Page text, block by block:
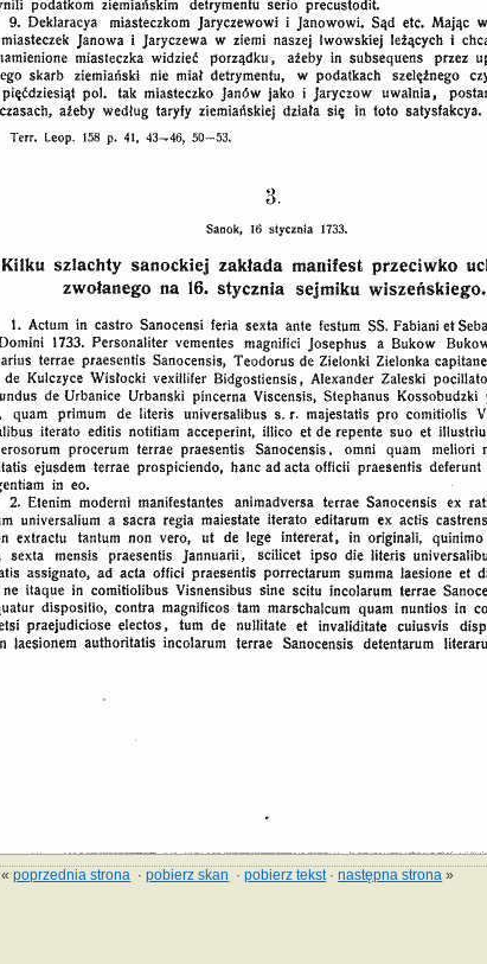
«poprzednia strona ·pobierz skan ·pobierz tekst·następna strona »